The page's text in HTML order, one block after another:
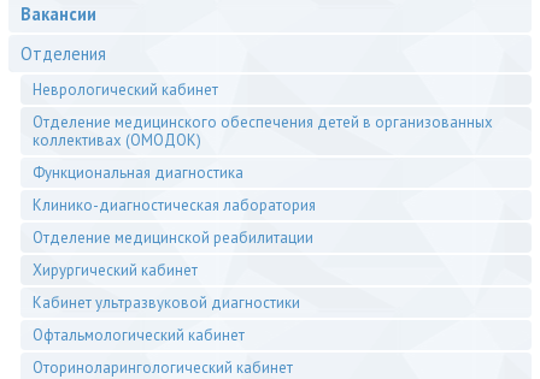
Вакансии
Отделения
Неврологический кабинет
Отделение медицинского обеспечения детей в организованных
коллективах (ОМОДОК)
Функциональная диагностика
Клинико-диагностическая лаборатория
Отделение медицинской реабилитации
Хирургический кабинет
Кабинет ультразвуковой диагностики
Офтальмологический кабинет
Оториноларингологический кабинет